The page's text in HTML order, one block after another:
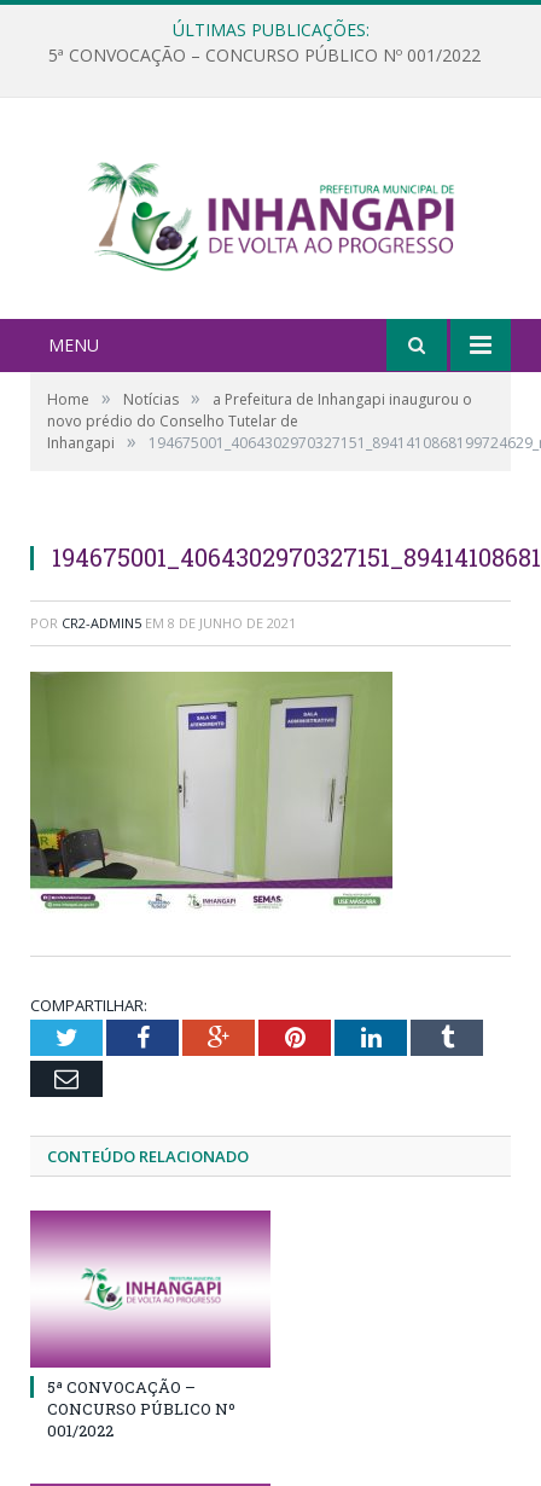
ÚLTIMAS PUBLICAÇÕES:
5ª CONVOCAÇÃO – CONCURSO PÚBLICO Nº 001/2022
MENU
Home » Notícias »
a Prefeitura de Inhangapi inaugurou o
novo prédio do Conselho Tutelar de
Inhangapi
»
POR CR2-ADMIN5 EM 8 DE JUNHO DE 2021
COMPARTILHAR:
TwitterFacebookGoogle+PinterestLinkedInTumblr
Email
CONTEÚDO RELACIONADO
5ª CONVOCAÇÃO –
CONCURSO PÚBLICO Nº
001/2022